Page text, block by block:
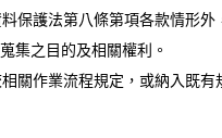
保護法第八條第項各款情形
集之目的及相關權利。
關作業流程規定，或納入既有